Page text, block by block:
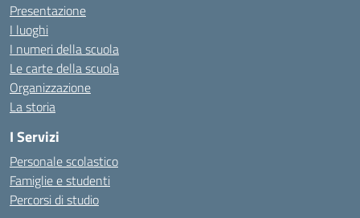
Presentazione
I luoghi
I numeri della scuola
Le carte della scuola
Organizzazione
La storia
I Servizi
Personale scolastico
Famiglie e studenti
Percorsi di studio